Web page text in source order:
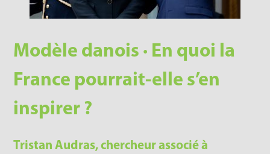
Modèle danois · En quoi la
France pourrait-elle s’en
inspirer ?
Tristan Audras, chercheur associé à